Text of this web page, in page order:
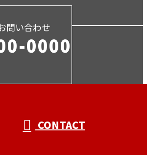
問い合わせ
0000
CONTACT